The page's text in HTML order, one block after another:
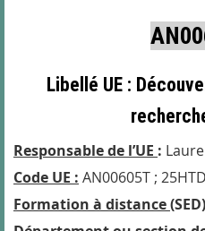
Libellé UE :
Responsable de l’UE :
Code UE : AN00605T ;
Formation à distance